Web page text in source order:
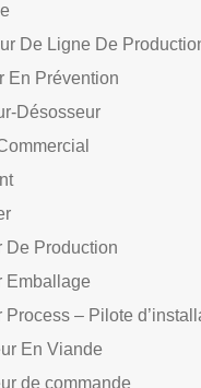
De Ligne De
En Prévention
Désosseur
De Production
Emballage
Process – Pilote
En Viande
de commande